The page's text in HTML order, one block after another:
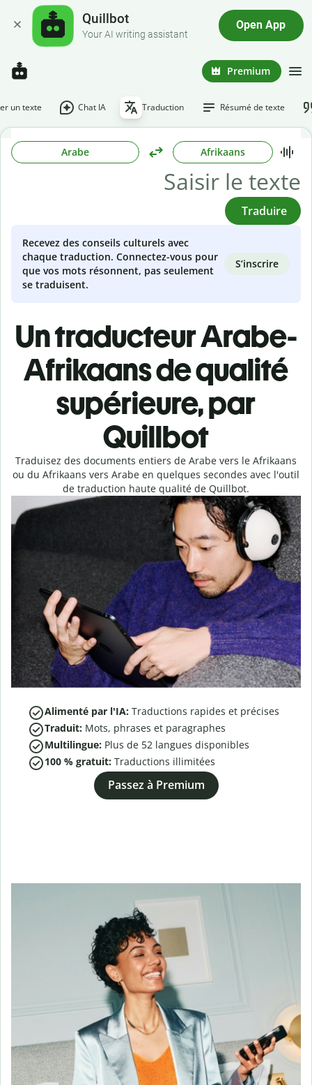
Quillbot
Your AI writing assistant
Open App
Premium
un texte Chat IA Traduction Résumé de texte
Arabe Afrikaans
Traduire
Recevez des conseils culturels avec
chaque traduction. Connectez-vous pour
que vos mots résonnent, pas seulement
se traduisent.
S’inscrire
Un traducteur Arabe-
Afrikaans de qualité
supérieure, par
Quillbot
Traduisez des documents entiers de Arabe vers le Afrikaans
ou du Afrikaans vers Arabe en quelques secondes avec l'outil
de traduction haute qualité de Quillbot.
Alimenté par l'IA: Traductions rapides et précises
Traduit: Mots, phrases et paragraphes
Multilingue: Plus de 52 langues disponibles
100 % gratuit: Traductions illimitées
Passez à Premium